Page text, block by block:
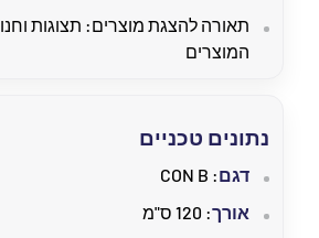
תאורה להצגת מוצרים: תצוגות
המוצרים
נתונים טכניים
דגם: CON B
אורך: 120 ס"מ